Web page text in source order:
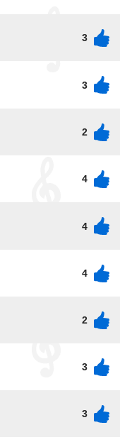
3
3
2
4
4
4
2
3
3